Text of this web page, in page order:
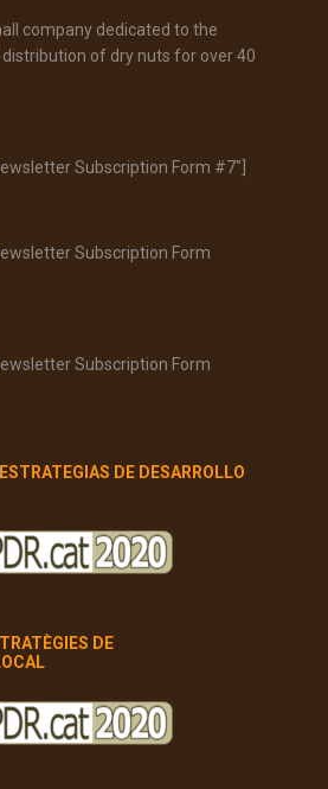
company dedicated to the
of dry nuts for over 40
Subscription Form #7"]
Subscription Form
Subscription Form
DE DESARROLLO
DE